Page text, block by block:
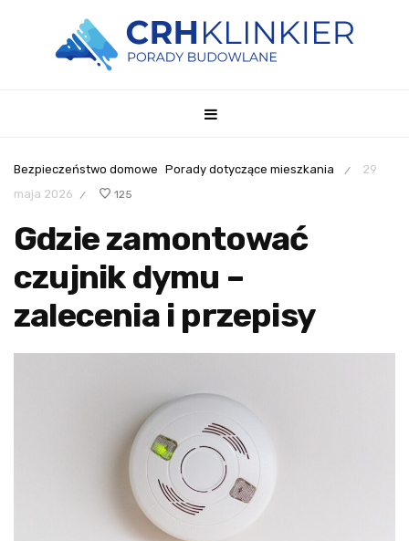
Bezpieczeństwo domowe Porady dotyczące mieszkania /
29
maja 2026
/ 125
Gdzie zamontować
czujnik dymu –
zalecenia i przepisy